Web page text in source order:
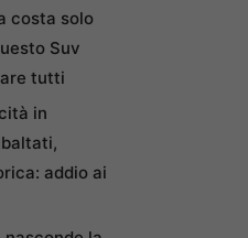
costa solo
Suv
tutti
in
addio ai